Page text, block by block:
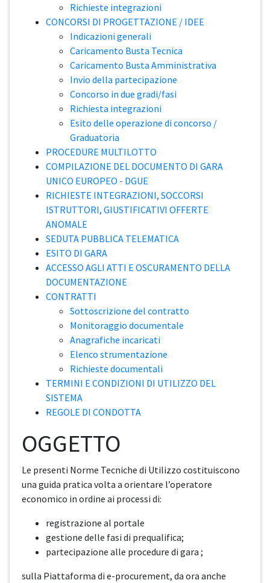
Richieste integrazioni
CONCORSI DI PROGETTAZIONE / IDEE
Indicazioni generali
Caricamento Busta Tecnica
Caricamento Busta Amministrativa
Invio della partecipazione
Concorso in due gradi/fasi
Richiesta integrazioni
Esito delle operazione di concorso /
Graduatoria
PROCEDURE MULTILOTTO
COMPILAZIONE DEL DOCUMENTO DI GARA
UNICO EUROPEO - DGUE
RICHIESTE INTEGRAZIONI, SOCCORSI
ISTRUTTORI, GIUSTIFICATIVI OFFERTE
ANOMALE
SEDUTA PUBBLICA TELEMATICA
ESITO DI GARA
ACCESSO AGLI ATTI E OSCURAMENTO DELLA
DOCUMENTAZIONE
CONTRATTI
Sottoscrizione del contratto
Monitoraggio documentale
Anagrafiche incaricati
Elenco strumentazione
Richieste documentali
TERMINI E CONDIZIONI DI UTILIZZO DEL
SISTEMA
REGOLE DI CONDOTTA
OGGETTO
Le presenti Norme Tecniche di Utilizzo costituiscono
una guida pratica volta a orientare l’operatore
economico in ordine ai processi di:
registrazione al portale
gestione delle fasi di prequalifica;
partecipazione alle procedure di gara ;
sulla Piattaforma di e-procurement, da ora anche